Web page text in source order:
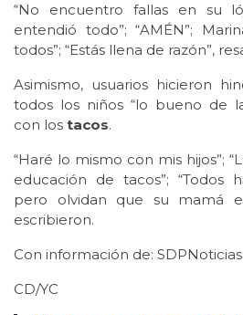
“No encuentro fallas en su
entendió todo”; “AMÉN”;
todos”; “Estás llena de razón”,
Asimismo, usuarios hicieron
todos los niños “lo bueno de
con los tacos.
“Haré lo mismo con mis hijos”;
educación de tacos”; “Todos
pero olvidan que su mamá
escribieron.
Con información de: SDPNoticias
CD/YC